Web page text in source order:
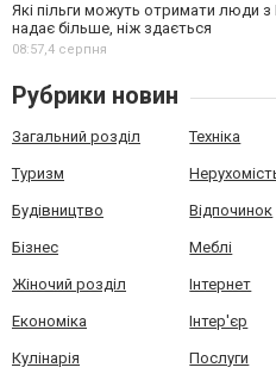
Які пільги можуть отримати люди з
надає більше, ніж здається
08:57,4 серпня
Рубрики новин
Загальний розділ Техніка
Туризм
Будівництво Відпочинок
Бізнес Меблі
Жіночий розділ Інтернет
Економіка Інтер'єр
Кулінарія Послуги